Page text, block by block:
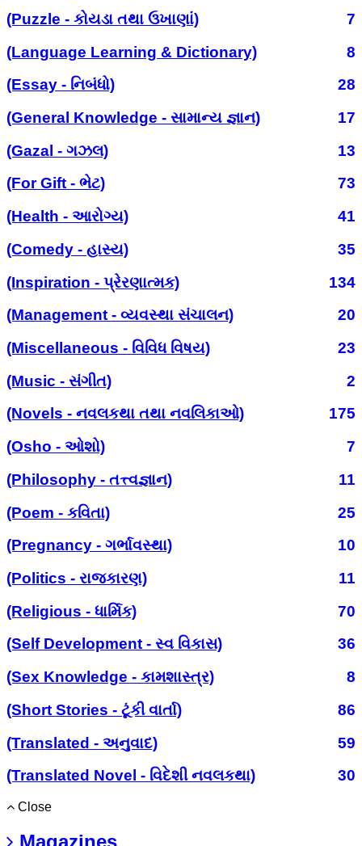
(Puzzle - કોયડા તથા ઉખાણાં)
7
(Language Learning & Dictionary)
8
(Essay - નિબંધો)
28
(General Knowledge - સામાન્ય જ્ઞાન)
17
(Gazal - ગઝલ)
13
(For Gift - ભેટ)
73
(Health - આરોગ્ય)
41
(Comedy - હાસ્ય)
35
(Inspiration - પ્રેરણાત્મક)
134
(Management - વ્યવસ્થા સંચાલન)
20
(Miscellaneous - વિવિધ વિષય)
23
(Music - સંગીત)
2
(Novels - નવલકથા તથા નવલિકાઓ)
175
(Osho - ઓશો)
7
(Philosophy - તત્ત્વજ્ઞાન)
11
(Poem - કવિતા)
25
(Pregnancy - ગર્ભાવસ્થા)
10
(Politics - રાજકારણ)
11
(Religious - ધાર્મિક)
70
(Self Development - સ્વ વિકાસ)
36
(Sex Knowledge - કામશાસ્ત્ર)
8
(Short Stories - ટૂંકી વાર્તા)
86
(Translated - અનુવાદ)
59
(Translated Novel - વિદેશી નવલકથા)
30
Close
Magazines